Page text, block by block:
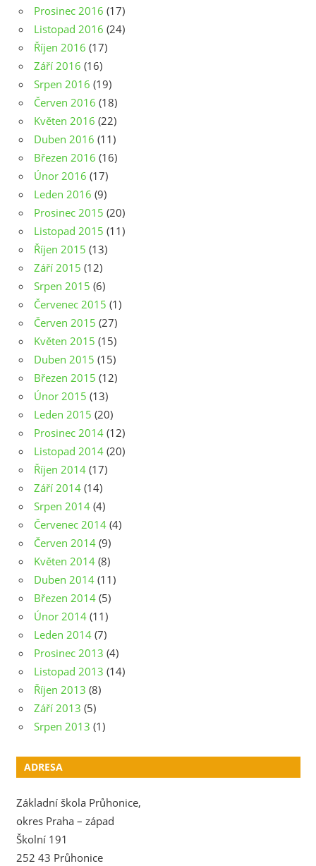
Prosinec 2016 (17)
Listopad 2016 (24)
Říjen 2016 (17)
Září 2016 (16)
Srpen 2016 (19)
Červen 2016 (18)
Květen 2016 (22)
Duben 2016 (11)
Březen 2016 (16)
Únor 2016 (17)
Leden 2016 (9)
Prosinec 2015 (20)
Listopad 2015 (11)
Říjen 2015 (13)
Září 2015 (12)
Srpen 2015 (6)
Červenec 2015 (1)
Červen 2015 (27)
Květen 2015 (15)
Duben 2015 (15)
Březen 2015 (12)
Únor 2015 (13)
Leden 2015 (20)
Prosinec 2014 (12)
Listopad 2014 (20)
Říjen 2014 (17)
Září 2014 (14)
Srpen 2014 (4)
Červenec 2014 (4)
Červen 2014 (9)
Květen 2014 (8)
Duben 2014 (11)
Březen 2014 (5)
Únor 2014 (11)
Leden 2014 (7)
Prosinec 2013 (4)
Listopad 2013 (14)
Říjen 2013 (8)
Září 2013 (5)
Srpen 2013 (1)
ADRESA
Základní škola Průhonice,
okres Praha – západ
Školní 191
252 43 Průhonice